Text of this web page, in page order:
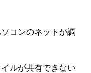
コンのネットが調
ルが共有できない